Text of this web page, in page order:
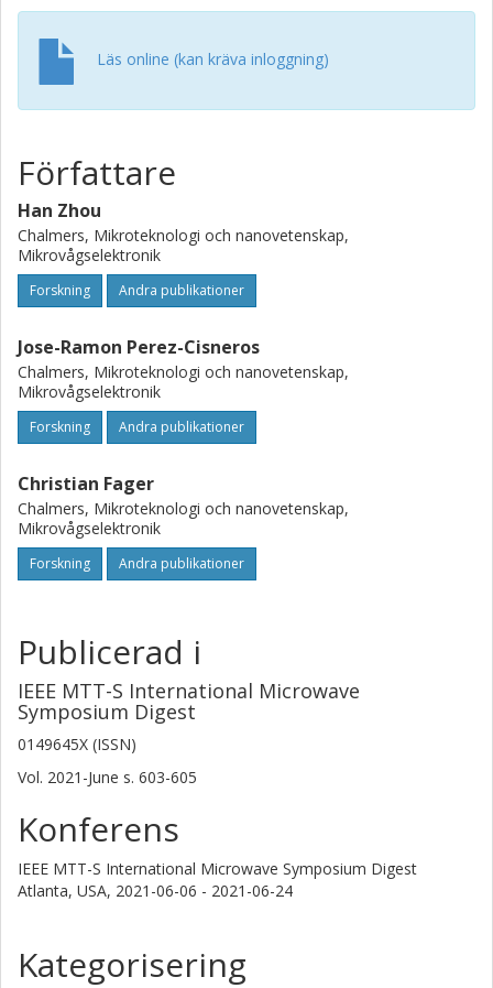
Läs online (kan kräva inloggning)
Författare
Han Zhou
Chalmers, Mikroteknologi och nanovetenskap,
Mikrovågselektronik
Forskning Andra publikationer
Jose-Ramon Perez-Cisneros
Chalmers, Mikroteknologi och nanovetenskap,
Mikrovågselektronik
Forskning Andra publikationer
Christian Fager
Chalmers, Mikroteknologi och nanovetenskap,
Mikrovågselektronik
Forskning Andra publikationer
Publicerad i
IEEE MTT-S International Microwave
Symposium Digest
0149645X (ISSN)
Vol. 2021-June s. 603-605
Konferens
IEEE MTT-S International Microwave Symposium Digest
Atlanta, USA, 2021-06-06 - 2021-06-24
Kategorisering